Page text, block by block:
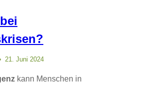
21. Juni 2024
kann Menschen in